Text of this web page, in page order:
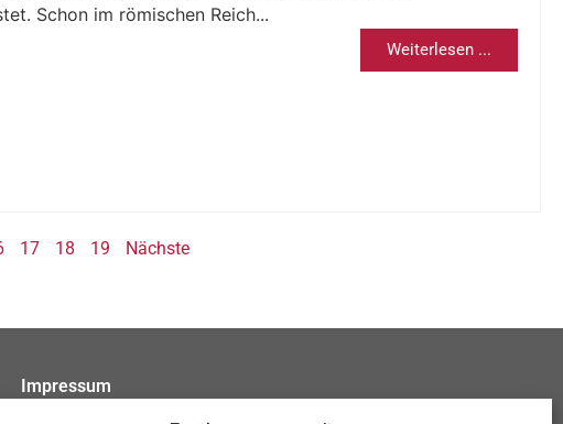
Schon im römischen Reich...
Weiterlesen ...
17 18 19 Nächste
Impressum
Datenschutzerklärung